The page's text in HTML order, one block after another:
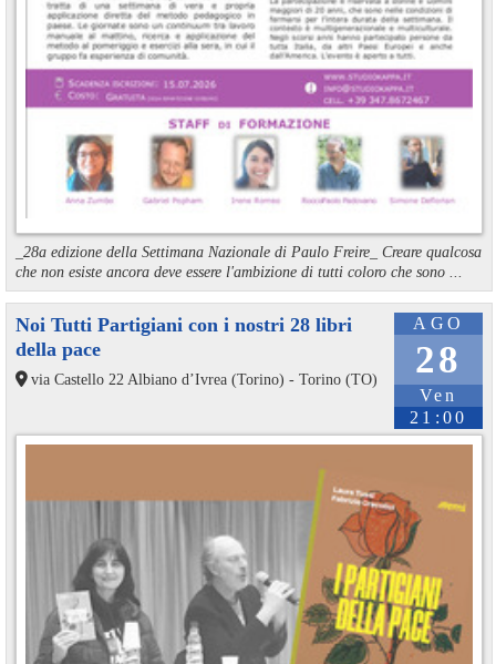
_28a edizione della Settimana Nazionale di Paulo Freire_ Creare qualcosa
che non esiste ancora deve essere l'ambizione di tutti coloro che sono ...
AGO
28
Ven
21:00
Noi Tutti Partigiani con i nostri 28 libri
della pace
via Castello 22 Albiano d’Ivrea (Torino) - Torino (TO)